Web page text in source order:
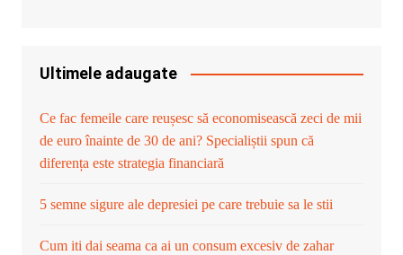
Ultimele adaugate
Ce fac femeile care reușesc să economisească zeci de mii
de euro înainte de 30 de ani? Specialiștii spun că
diferența este strategia financiară
5 semne sigure ale depresiei pe care trebuie sa le stii
Cum iti dai seama ca ai un consum excesiv de zahar